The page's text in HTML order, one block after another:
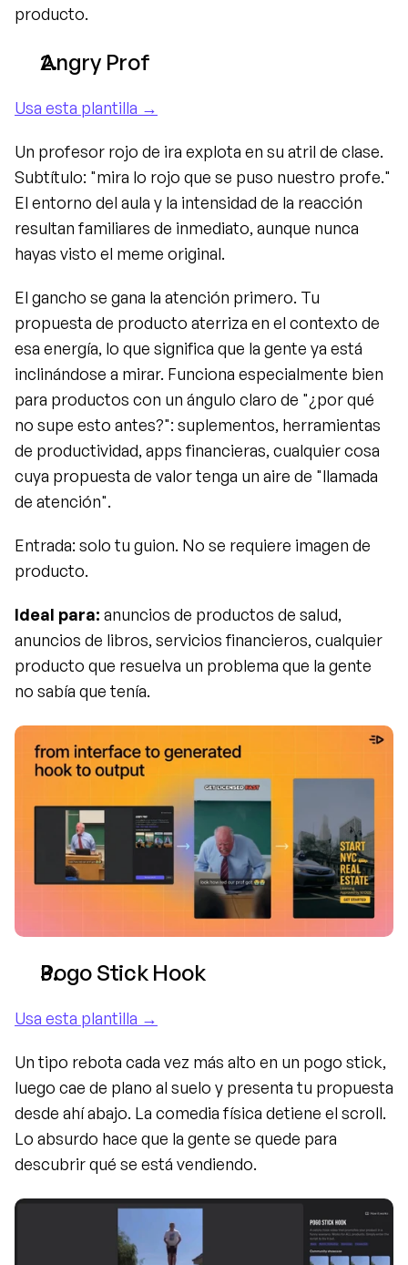
producto.
Angry Prof
Usa esta plantilla →
Un profesor rojo de ira explota en su atril de clase.
Subtítulo: "mira lo rojo que se puso nuestro profe."
El entorno del aula y la intensidad de la reacción
resultan familiares de inmediato, aunque nunca
hayas visto el meme original.
El gancho se gana la atención primero. Tu
propuesta de producto aterriza en el contexto de
esa energía, lo que significa que la gente ya está
inclinándose a mirar. Funciona especialmente bien
para productos con un ángulo claro de "¿por qué
no supe esto antes?": suplementos, herramientas
de productividad, apps financieras, cualquier cosa
cuya propuesta de valor tenga un aire de "llamada
de atención".
Entrada: solo tu guion. No se requiere imagen de
producto.
Ideal para: anuncios de productos de salud,
anuncios de libros, servicios financieros, cualquier
producto que resuelva un problema que la gente
no sabía que tenía.
Pogo Stick Hook
Usa esta plantilla →
Un tipo rebota cada vez más alto en un pogo stick,
luego cae de plano al suelo y presenta tu propuesta
desde ahí abajo. La comedia física detiene el scroll.
Lo absurdo hace que la gente se quede para
descubrir qué se está vendiendo.